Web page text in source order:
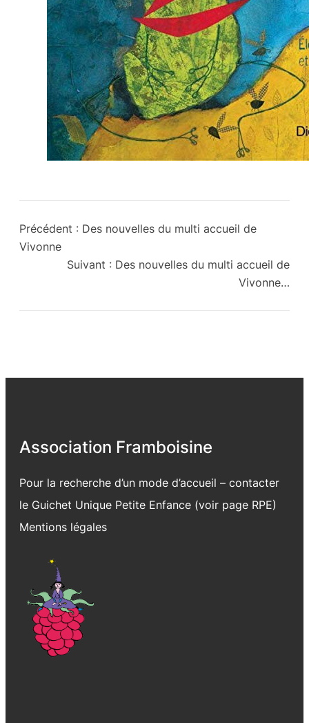
Précédent : Des nouvelles du multi accueil de
Vivonne
Suivant : Des nouvelles du multi accueil de
Vivonne…
Association Framboisine
Pour la recherche d’un mode d’accueil – contacter
le Guichet Unique Petite Enfance (voir page RPE)
Mentions légales